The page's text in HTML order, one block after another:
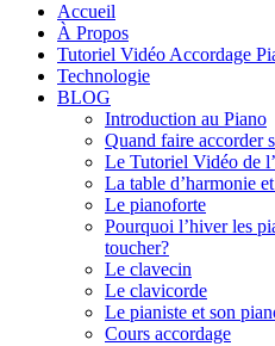
Accueil
À Propos
Tutoriel Vidéo Accordage
Technologie
BLOG
Introduction au Piano
Quand faire accorder
Le Tutoriel Vidéo de
La table d’harmonie
Le pianoforte
Pourquoi l’hiver les
toucher?
Le clavecin
Le clavicorde
Le pianiste et son
Cours accordage